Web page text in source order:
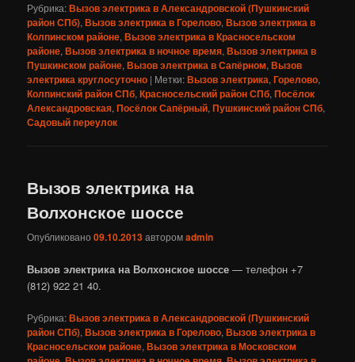
Рубрика:Вызов электрика в Александровской (Пушкинский
район СПб),Вызов электрика в Горелово,Вызов электрика в
Колпинском районе,Вызов электрика в Красносельском
районе,Вызов электрика в ночное время,Вызов электрика в
Пушкинском районе,Вызов электрика в Сапёрном,Вызов
электрика круглосуточно | Метки:Вызов электрика,Горелово,
Колпинский район СПб,Красносельский район СПб,Посёлок
Александровская,Посёлок Сапёрный,Пушкинский район СПб,
Садовый переулок
Вызов электрика на
Волхонское шоссе
Опубликовано09.10.2013авторомadmin
Вызов электрика на Волхонское шоссе — телефон +7
(812) 922 21 40.
Рубрика:Вызов электрика в Александровской (Пушкинский
район СПб),Вызов электрика в Горелово,Вызов электрика в
Красносельском районе,Вызов электрика в Московском